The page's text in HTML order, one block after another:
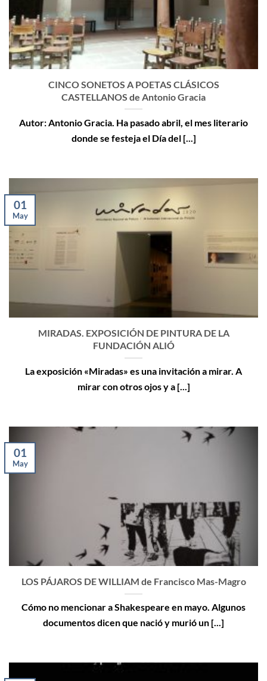
CINCO SONETOS A POETAS CLÁSICOS
CASTELLANOS de Antonio Gracia
Autor: Antonio Gracia. Ha pasado abril, el mes literario
donde se festeja el Día del [...]
MIRADAS. EXPOSICIÓN DE PINTURA DE LA
FUNDACIÓN ALIÓ
La exposición «Miradas» es una invitación a mirar. A
mirar con otros ojos y a [...]
01
May
LOS PÁJAROS DE WILLIAM de Francisco Mas-Magro
Cómo no mencionar a Shakespeare en mayo. Algunos
documentos dicen que nació y murió un [...]
01
May